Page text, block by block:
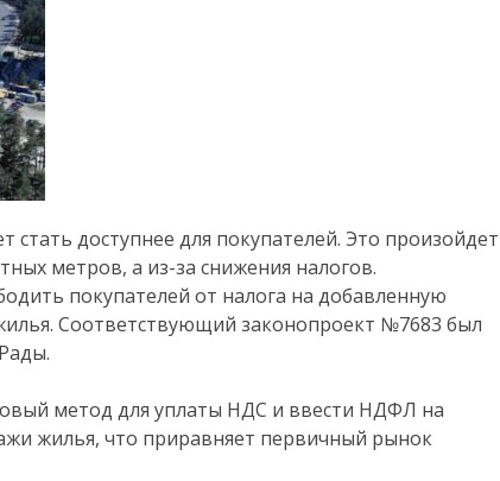
доступнее для покупателей. Это произойдет
метров, а из-за снижения налогов.
покупателей от налога на добавленную
Соответствующий законопроект №7683 был
метод для уплаты НДС и ввести НДФЛ на
жилья, что приравняет первичный рынок